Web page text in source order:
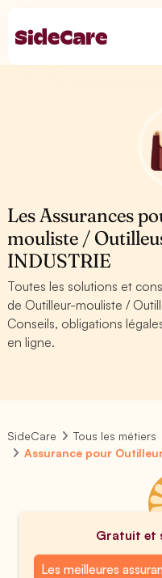
Les Assurances
mouliste /
INDUSTRIE
Toutes les solutions et
de Outilleur-mouliste /
Conseils, obligations
en ligne.
SideCare
Tous les métiers
Assurance pour
Gratuit et
Les meilleures